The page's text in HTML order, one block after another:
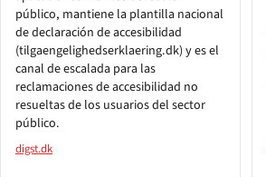
público, mantiene la plantilla nacional
de declaración de accesibilidad
(tilgaengelighedserklaering.dk) y es el
canal de escalada para las
reclamaciones de accesibilidad no
resueltas de los usuarios del sector
público.
digst.dk